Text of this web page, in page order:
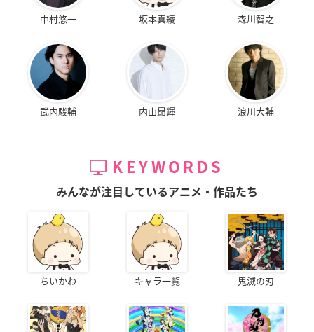
中村悠一 坂本真綾 森川智之
武内駿輔 内山昂輝 浪川大輔
KEYWORDS
みんなが注目しているアニメ・作品たち
ちいかわ キャラ一覧 鬼滅の刃